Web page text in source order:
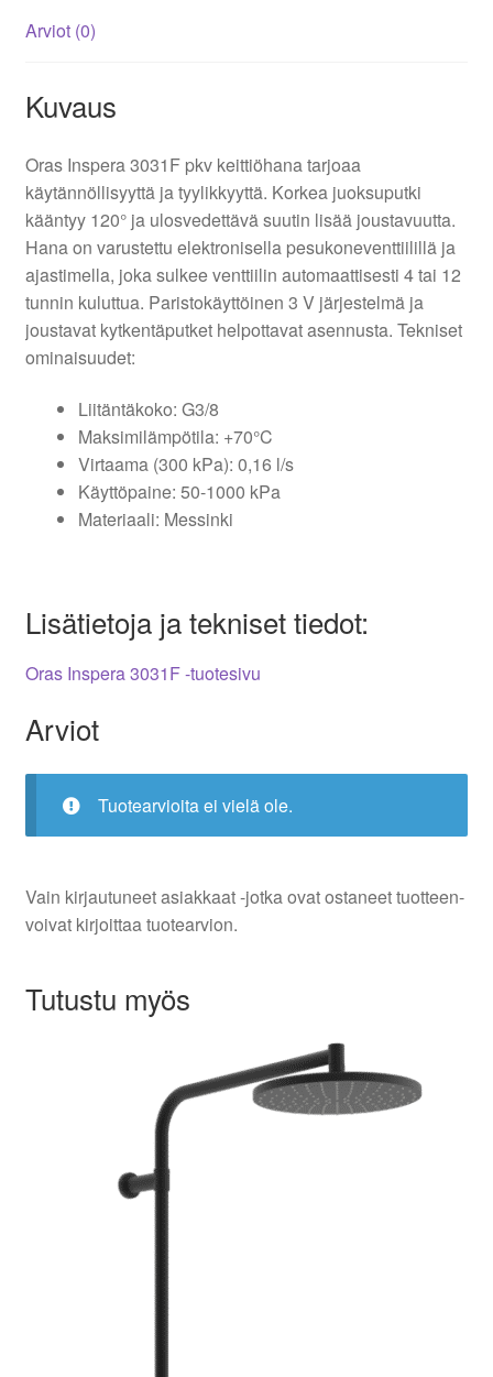
määrä
Arviot (0)
Kuvaus
Oras Inspera 3031F pkv keittiöhana tarjoaa
käytännöllisyyttä ja tyylikkyyttä. Korkea juoksuputki
kääntyy 120° ja ulosvedettävä suutin lisää joustavuutta.
Hana on varustettu elektronisella pesukoneventtiilillä ja
ajastimella, joka sulkee venttiilin automaattisesti 4 tai 12
tunnin kuluttua. Paristokäyttöinen 3 V järjestelmä ja
joustavat kytkentäputket helpottavat asennusta. Tekniset
ominaisuudet:
Liitäntäkoko: G3/8
Maksimilämpötila: +70°C
Virtaama (300 kPa): 0,16 l/s
Käyttöpaine: 50-1000 kPa
Materiaali: Messinki
Lisätietoja ja tekniset tiedot:
Oras Inspera 3031F -tuotesivu
Arviot
Tuotearvioita ei vielä ole.
Vain kirjautuneet asiakkaat -jotka ovat ostaneet tuotteen-
voivat kirjoittaa tuotearvion.
Tutustu myös